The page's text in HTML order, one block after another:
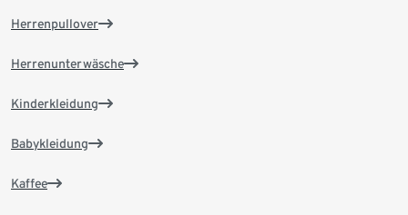
Herrenpullover
Herrenunterwäsche
Kinderkleidung
Babykleidung
Kaffee